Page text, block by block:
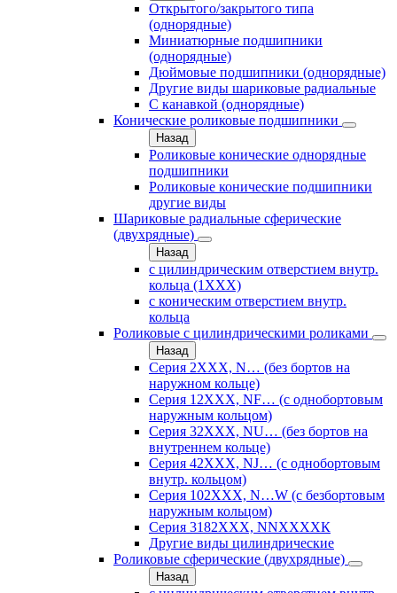
Открытого/закрытого типа
(однорядные)
Миниатюрные подшипники
(однорядные)
Дюймовые подшипники (однорядные)
Другие виды шариковые радиальные
С канавкой (однорядные)
Конические роликовые подшипники
Назад
Роликовые конические однорядные
подшипники
Роликовые конические подшипники
другие виды
Шариковые радиальные сферические
(двухрядные)
Назад
с цилиндрическим отверстием внутр.
кольца (1ХХХ)
с коническим отверстием внутр.
кольца
Роликовые с цилиндрическими роликами
Назад
Серия 2ХХХ, N… (без бортов на
наружном кольце)
Серия 12ХХХ, NF… (с однобортовым
наружным кольцом)
Серия 32ХХХ, NU… (без бортов на
внутреннем кольце)
Серия 42ХХХ, NJ… (с однобортовым
внутр. кольцом)
Серия 102ХХХ, N…W (с безбортовым
наружным кольцом)
Серия 3182ХХХ, NNХХХХК
Другие виды цилиндрические
Роликовые сферические (двухрядные)
Назад